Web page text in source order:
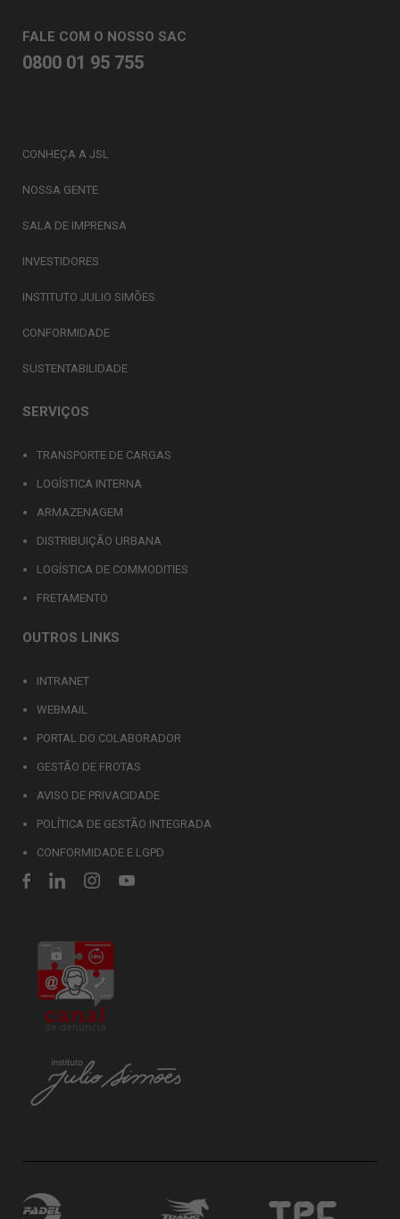
FALE COM O NOSSO SAC
0800 01 95 755
CONHEÇA A JSL
NOSSA GENTE
SALA DE IMPRENSA
INVESTIDORES
INSTITUTO JULIO SIMÕES
CONFORMIDADE
SUSTENTABILIDADE
SERVIÇOS
TRANSPORTE DE CARGAS
LOGÍSTICA INTERNA
ARMAZENAGEM
DISTRIBUIÇÃO URBANA
LOGÍSTICA DE COMMODITIES
FRETAMENTO
OUTROS LINKS
INTRANET
WEBMAIL
PORTAL DO COLABORADOR
GESTÃO DE FROTAS
AVISO DE PRIVACIDADE
POLÍTICA DE GESTÃO INTEGRADA
CONFORMIDADE E LGPD